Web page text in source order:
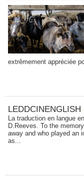
extrêmement appréciée
LEDDCINENGLISH
La traduction en langue
D.Reeves. To the
away and who played an
as...